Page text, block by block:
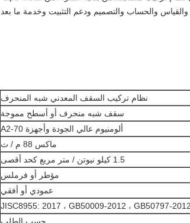
والحساب والتصميم ودعم التثبيت وخدمة ما بعد
نظام تركيب السقف المعدني شبه المنحرف
سقف شبه منحرف أو أسطح مموجة
ألومنيوم عالي الجودة وأجهزة A2-70
ماكس 88 م / ث
1.5 كيلو نيوتن / متر مربع كحد أقصى
مؤطر أو فرملس
عمودي أو أفقي
JISC8955: 2017 ، GB50009-2012 ، GB50797-2012